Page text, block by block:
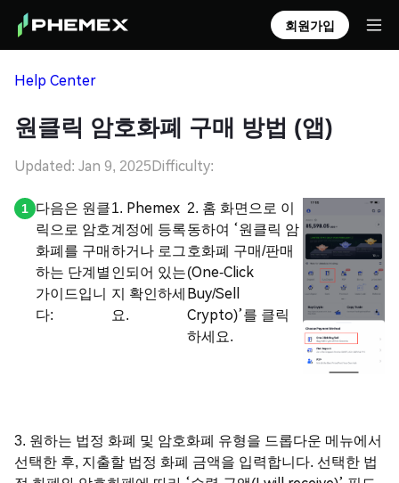
회원가입
Help Center
원클릭 암호화폐 구매 방법 (앱)
Updated: Jan 9, 2025 Difficulty:
다음은 원클
릭으로 암호
화폐를 구매
하는 단계별
가이드입니
다:
1. Phemex
계정에 등록
하거나 로그
인되어 있는
지 확인하세
요.
2. 홈 화면으로 이
동하여 ‘원클릭 암
호화폐 구매/판매
(One-Click
Buy/Sell
Crypto)’를 클릭
하세요.
3. 원하는 법정 화폐 및 암호화폐 유형을 드롭다운 메뉴에서
선택한 후, 지출할 법정 화폐 금액을 입력합니다. 선택한 법